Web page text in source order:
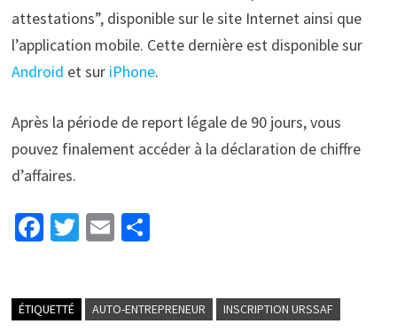
attestations”, disponible sur le site Internet ainsi que
l’application mobile. Cette dernière est disponible sur
Android et sur iPhone.
Après la période de report légale de 90 jours, vous
pouvez finalement accéder à la déclaration de chiffre
d’affaires.
Fa
o
T
er
E
l
P
ge
ÉTIQUETTÉ AUTO-ENTREPRENEUR INSCRIPTION URSSAF